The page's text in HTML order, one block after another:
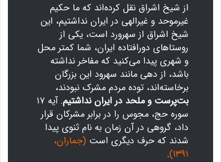
از شیخ اشراق نقل کرده‌اند که ما حکیم
غیرموحد و غیرالهی در ایران نداشتیم، این
شیخ اشراق از سهرورد است، یکی از
روستاهای دورافتاده ایران، شما کمتر محل
و شهری پیدا می‌کنید که مفاخر نداشته
باشد، از دهی مانند سهرود این بزرگان
برخاسته‌اند، توده مردم مشرک نبودند،
بت‌پرست و ملحد در ایران نداشتیم
. آیه ۱۷
سوره حج، مجوس را در برابر مشرکان قرار
داد، گروهی در آن زمان به نام ثنوی پیدا
شدند که حرف دیگری است (جماران،
۱۳۹۱) .